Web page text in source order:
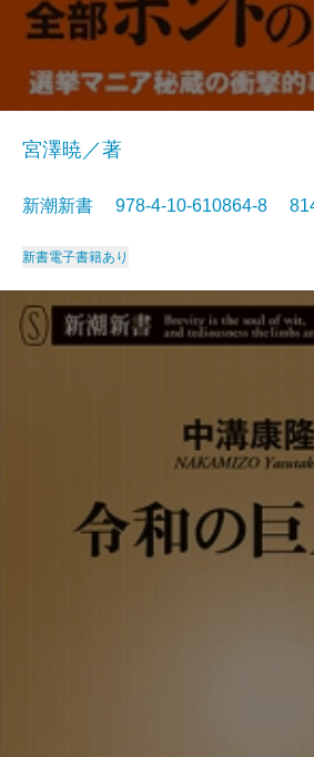
宮澤暁／著
新潮新書 978-4-10-610864-8
新書電子書籍あり